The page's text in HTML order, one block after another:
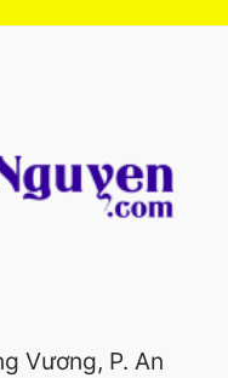
Vương, P. An